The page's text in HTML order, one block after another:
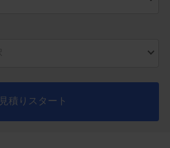
見積りスタート